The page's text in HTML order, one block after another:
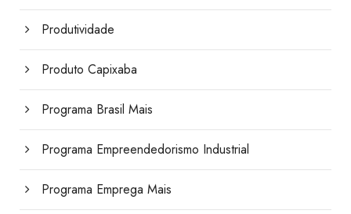
Produtividade
Produto Capixaba
Programa Brasil Mais
Programa Empreendedorismo Industrial
Programa Emprega Mais